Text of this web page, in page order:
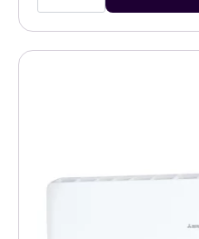
Hyper
2,5kW
airco